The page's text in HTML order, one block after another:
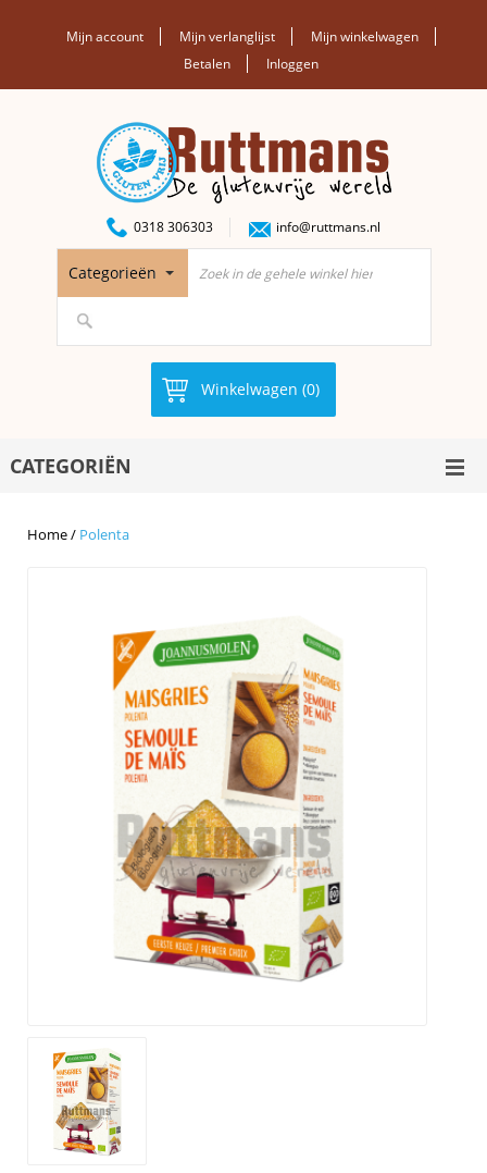
Mijn account Mijn verlanglijst
Mijn winkelwagen
Betalen
Inloggen
0318 306303 info@ruttmans.nl
Categorieën
Winkelwagen (0)
CATEGORIËN
Home/ Polenta